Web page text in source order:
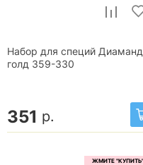
Набор для специй Диаманд
голд 359-330
351 р.